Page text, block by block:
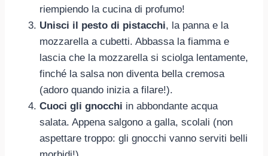
riempiendo la cucina di profumo!
Unisci il pesto di pistacchi, la panna e la
mozzarella a cubetti. Abbassa la fiamma e
lascia che la mozzarella si sciolga lentamente,
finché la salsa non diventa bella cremosa
(adoro quando inizia a filare!).
Cuoci gli gnocchi in abbondante acqua
salata. Appena salgono a galla, scolali (non
aspettare troppo: gli gnocchi vanno serviti belli